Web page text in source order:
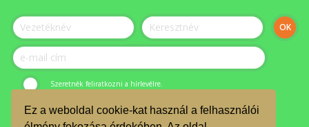
Ez a weboldal cookie-kat használ a felhasználói
Szeretnék feliratkozni a hírlevélre.
© ÉLET-Közösség Egyesület 2023.